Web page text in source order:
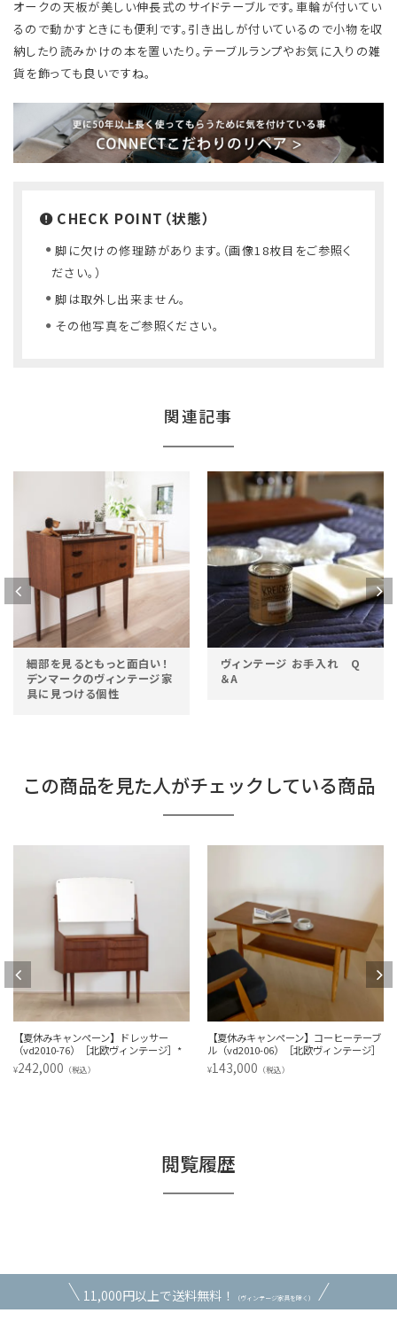
オークの天板が美しい伸長式のサイドテーブルです。車輪が付いてい
るので動かすときにも便利です。引き出しが付いているので小物を収
納したり読みかけの本を置いたり。テーブルランプやお気に入りの雑
貨を飾っても良いですね。
CHECK POINT（状態）
脚に欠けの修理跡があります。（画像18枚目をご参照く
ださい。）
脚は取外し出来ません。
その他写真をご参照ください。
関連記事
細部を見るともっと面白い！
デンマークのヴィンテージ家
具に見つける個性
ヴィンテージ お手入れ Q
＆A
この商品を見た人がチェックしている商品
【夏休みキャンペーン】ドレッサー
（vd2010-76）［北欧ヴィンテージ］*
¥242,000 （税込）
【夏休みキャンペーン】コーヒーテーブ
ル（vd2010-06）［北欧ヴィンテージ］
¥143,000 （税込）
閲覧履歴
11,000円以上で送料無料！ （ヴィンテージ家具を除く）